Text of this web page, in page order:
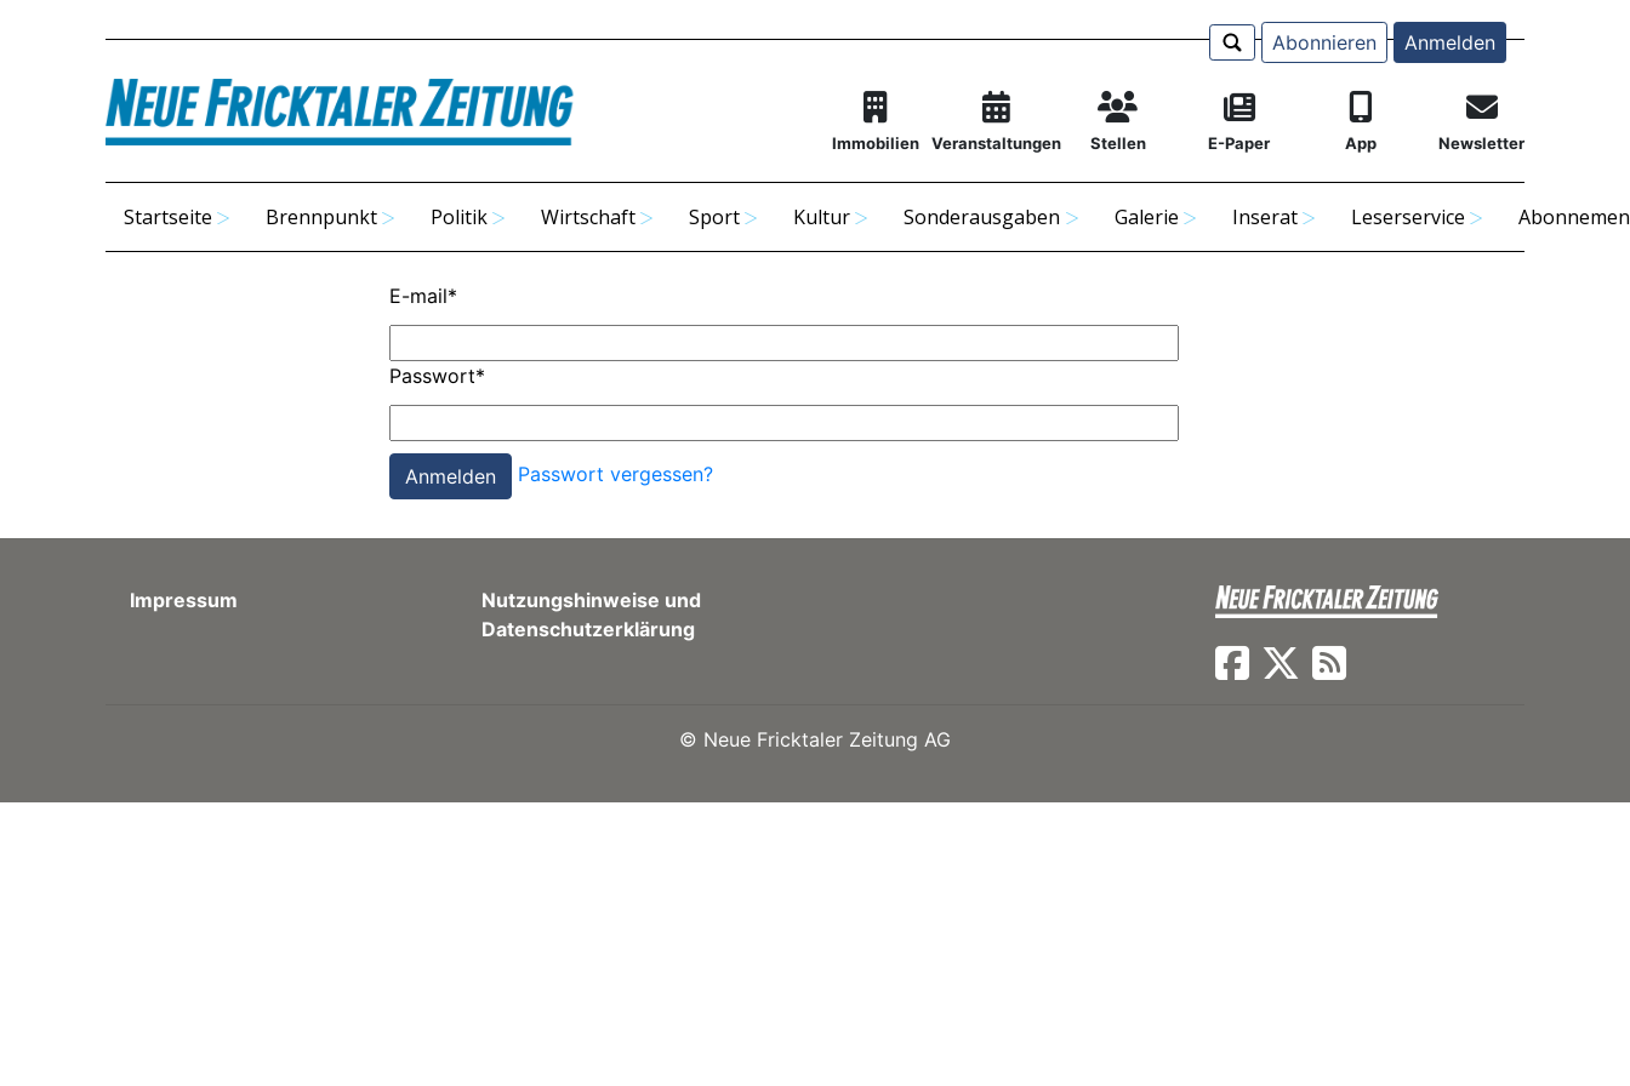
Abonnieren Anmelden
Immobilien Veranstaltungen Stellen E-Paper App Newsletter
Startseite Brennpunkt Politik Wirtschaft Sport Kultur Sonderausgaben Galerie Inserat Leserservice
E-mail*
Passwort*
Passwort vergessen?
Impressum
Nutzungshinweise und
Datenschutzerklärung
© Neue Fricktaler Zeitung AG